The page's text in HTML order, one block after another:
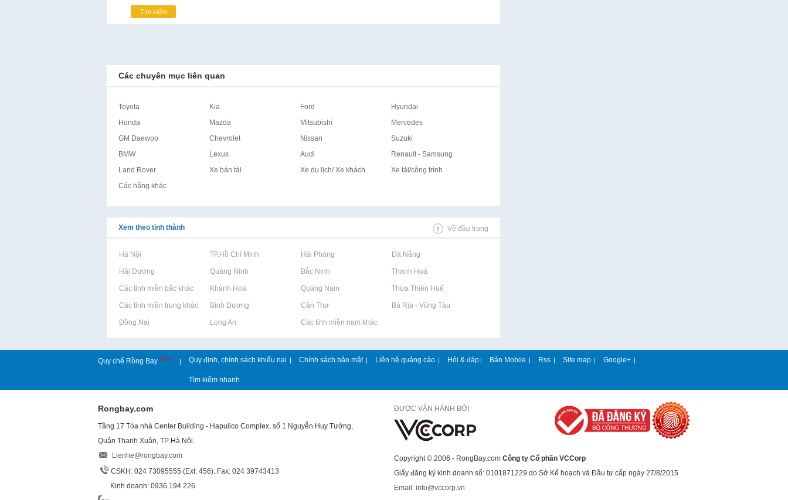
Tìm kiếm
Các chuyên mục liên quan
Toyota Kia Ford
Hyundai
Honda
Mazda Mitsubishi
Mercedes
GM Daewoo
Chevrolet Nissan
Suzuki
BMW
Lexus Audi
Renault - Samsung
Land Rover
Xe bán tải Xe du lịch/ Xe khách
Xe tải/công trình
Các hãng khác
Xem theo tỉnh thành Về đầu trang
Rao vặt tại Hà Nội Rao vặt tại TP.Hồ Chí Minh Rao vặt tại Hải Phòng Rao vặt tại Đà Nẵng
Rao vặt tại Hải Dương Rao vặt tại Quảng Ninh Rao vặt tại Bắc Ninh Rao vặt tại Thanh Hoá
Rao vặt tại Các tỉnh miền bắc khácRao vặt tại Khánh Hoà Rao vặt tại Quảng Nam Rao vặt tại Thừa Thiên Huế
Rao vặt tại Các tỉnh miền trung khácRao vặt tại Bình Dương Rao vặt tại Cần Thơ Rao vặt tại Bà Rịa - Vũng Tàu
Rao vặt tại Đồng Nai Rao vặt tại Long An Rao vặt tại Các tỉnh miền nam khác
Quy chế Rồng Bay New | Quy định, chính sách khiếu nại | Chính sách bảo mật | Liên hệ quảng cáo | Hỏi & đáp | Bản Mobile | Rss | Site map | Google+ |
Tìm kiếm nhanh
Rongbay.com
Tầng 17 Tòa nhà Center Building - Hapulico Complex, số 1 Nguyễn Huy Tưởng,
Quận Thanh Xuân, TP Hà Nội.
Lienhe@rongbay.com
CSKH: 024 73095555 (Ext: 456). Fax: 024 39743413
Kinh doanh: 0936 194 226
ĐƯỢC VẬN HÀNH BỞI
Copyright © 2006 - RongBay.com Công ty Cổ phần VCCorp
Giấy đăng ký kinh doanh số: 0101871229 do Sở Kế hoạch và Đầu tư cấp ngày 27/8/2015
Email: info@vccorp.vn